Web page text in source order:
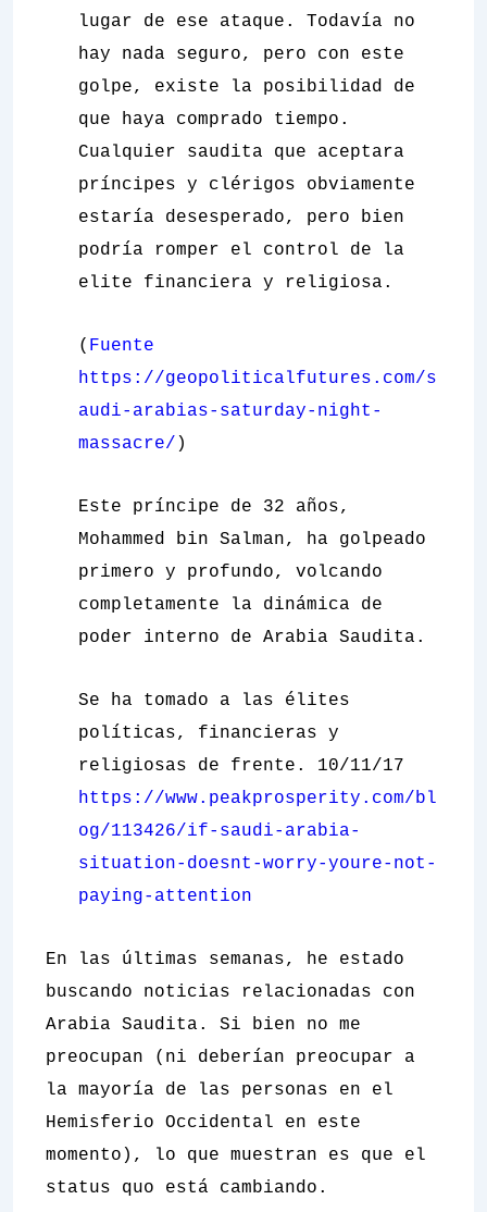
lugar de ese ataque. Todavía no
hay nada seguro, pero con este
golpe, existe la posibilidad de
que haya comprado tiempo.
Cualquier saudita que aceptara
príncipes y clérigos obviamente
estaría desesperado, pero bien
podría romper el control de la
elite financiera y religiosa.
( Fuente
https://geopoliticalfutures.com/s
audi-arabias-saturday-night-
massacre/ )
Este príncipe de 32 años,
Mohammed bin Salman, ha golpeado
primero y profundo, volcando
completamente la dinámica de
poder interno de Arabia Saudita.
Se ha tomado a las élites
políticas, financieras y
religiosas de frente. 10/11/17
https://www.peakprosperity.com/bl
og/113426/if-saudi-arabia-
situation-doesnt-worry-youre-not-
paying-attention
En las últimas semanas, he estado
buscando noticias relacionadas con
Arabia Saudita. Si bien no me
preocupan (ni deberían preocupar a
la mayoría de las personas en el
Hemisferio Occidental en este
momento), lo que muestran es que el
status quo está cambiando.